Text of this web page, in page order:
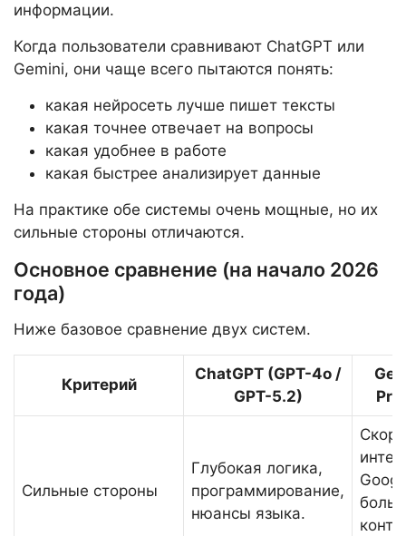
информации.
Когда пользователи сравнивают ChatGPT или
Gemini, они чаще всего пытаются понять:
какая нейросеть лучше пишет тексты
какая точнее отвечает на вопросы
какая удобнее в работе
какая быстрее анализирует данные
На практике обе системы очень мощные, но их
сильные стороны отличаются.
Основное сравнение (на начало 2026
года)
Ниже базовое сравнение двух систем.
Критерий
ChatGPT (GPT-4o /
GPT-5.2)
Pro
Сильные стороны
Глубокая логика,
программирование,
нюансы языка.